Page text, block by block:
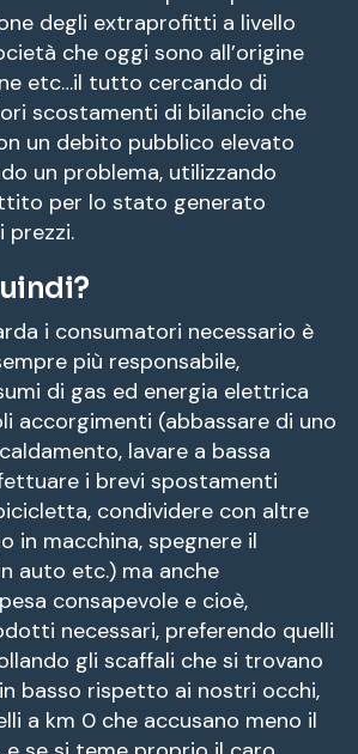
degli extraprofitti a livello
che oggi sono all’origine
etc…il tutto cercando di
scostamenti di bilancio che
un debito pubblico elevato
un problema, utilizzando
per lo stato generato
prezzi.
i consumatori necessario è
più responsabile,
di gas ed energia elettrica
accorgimenti (abbassare di uno
lavare a bassa
i brevi spostamenti
condividere con altre
in macchina, spegnere il
auto etc.) ma anche
consapevole e cioè,
necessari, preferendo quelli
gli scaffali che si trovano
basso rispetto ai nostri occhi,
a km 0 che accusano meno il